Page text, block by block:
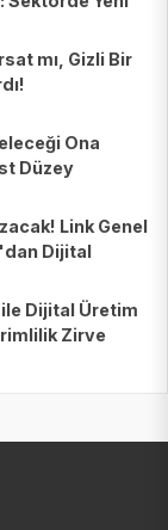
mı, Gizli Bir
Ona
Düzey
Link Genel
Dijital
Dijital Üretim
Zirve